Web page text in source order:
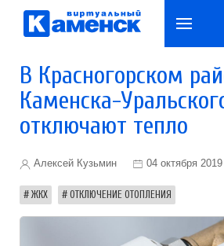
В Красногорском
Каменска-
отключают тепло
Алексей Кузьмин 04 октября 2019
ЖКХ ОТКЛЮЧЕНИЕ ОТОПЛЕНИЯ